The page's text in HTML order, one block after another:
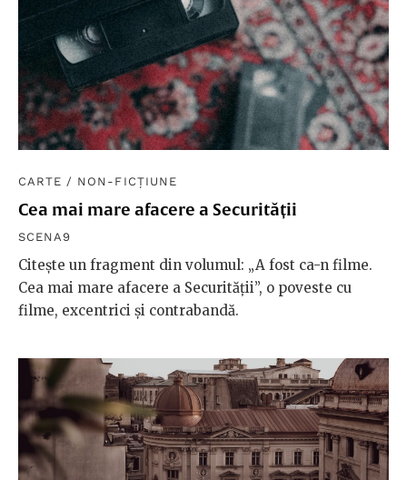
CARTE / NON-FICȚIUNE
Cea mai mare afacere a Securității
SCENA9
Citește un fragment din volumul: „A fost ca-n filme.
Cea mai mare afacere a Securității”, o poveste cu
filme, excentrici și contrabandă.